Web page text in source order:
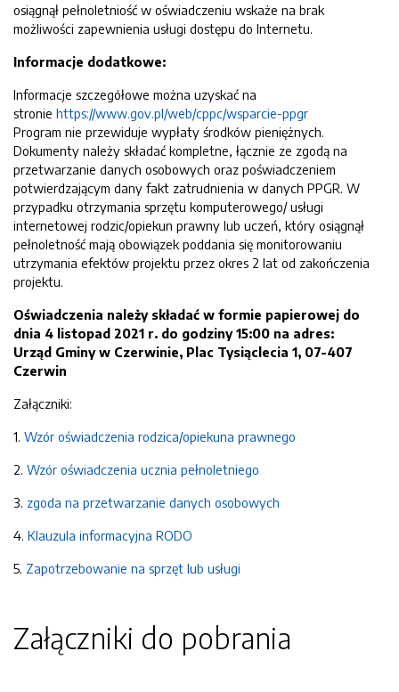
osiągnął pełnoletniość w oświadczeniu wskaże na brak
możliwości zapewnienia usługi dostępu do Internetu.
Informacje dodatkowe:
Informacje szczegółowe można uzyskać na
stronie https://www.gov.pl/web/cppc/wsparcie-ppgr
Program nie przewiduje wypłaty środków pieniężnych.
Dokumenty należy składać kompletne, łącznie ze zgodą na
przetwarzanie danych osobowych oraz poświadczeniem
potwierdzającym dany fakt zatrudnienia w danych PPGR. W
przypadku otrzymania sprzętu komputerowego/ usługi
internetowej rodzic/opiekun prawny lub uczeń, który osiągnął
pełnoletność mają obowiązek poddania się monitorowaniu
utrzymania efektów projektu przez okres 2 lat od zakończenia
projektu.
Oświadczenia należy składać w formie papierowej do
dnia 4 listopad 2021 r. do godziny 15:00 na adres:
Urząd Gminy w Czerwinie, Plac Tysiąclecia 1, 07-407
Czerwin
Załączniki:
1. Wzór oświadczenia rodzica/opiekuna prawnego
2. Wzór oświadczenia ucznia pełnoletniego
3. zgoda na przetwarzanie danych osobowych
4. Klauzula informacyjna RODO
5. Zapotrzebowanie na sprzęt lub usługi
Załączniki do pobrania